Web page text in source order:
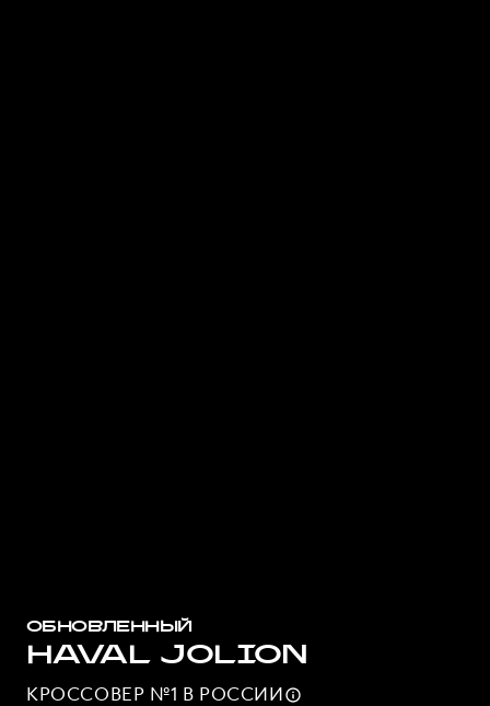
ОБНОВЛЕННЫЙ
HAVAL JOLION
КРОССОВЕР №1 В РОССИИ